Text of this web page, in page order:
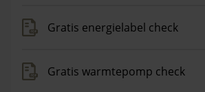
Gratis energielabel check
Gratis warmtepomp check